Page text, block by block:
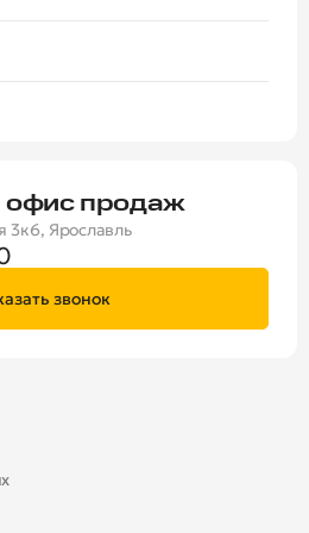
офис продаж
3к6, Ярославль
звонок